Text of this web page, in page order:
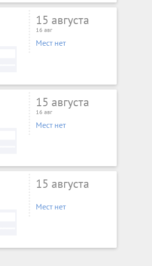
15 августа
16 авг
Мест нет
15 августа
16 авг
Мест нет
15 августа
Мест нет